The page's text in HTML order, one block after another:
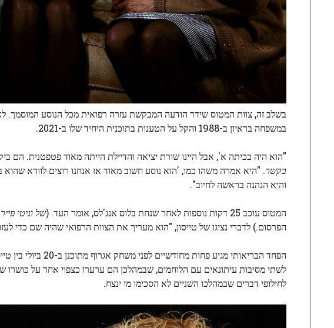
בשלב זה, צוות המטוס שידר הודעה המבקשת עזרה רפואית מכל הנוסע המוסמך.
במשפחה בראיון ב-1988 והקל על הטענות בתוכנית היחיד שלו ב-2021.
"הוא היה בכיתה א', אבל היינו שורת יציאה והדיילת הייתה מאוד פטפטנית. הם
בקשר. "היא אמרה משהו כמו, 'הוא נוסע חשוב מאוד אז אנחנו רוצים לוודא
והיא הנהנה בראשה לחיוב".
המטוס עוכב 25 דקות נוספות לאחר שנחת בלוס אנג'לס, אומר העד. ( של וניטי פייר
הפרסום.) לדברי נציגו של טייסון, "הוא מעריך את הצוות הרפואי שהיה שם כדי
הפחד הבריאותי
לחילופי דברים שבמהלכו השניים לא הסכימו מי ינצח.